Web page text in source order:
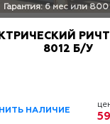
Гарантия: 6 мес или
8012 Б/У
НАЛИЧИЕ